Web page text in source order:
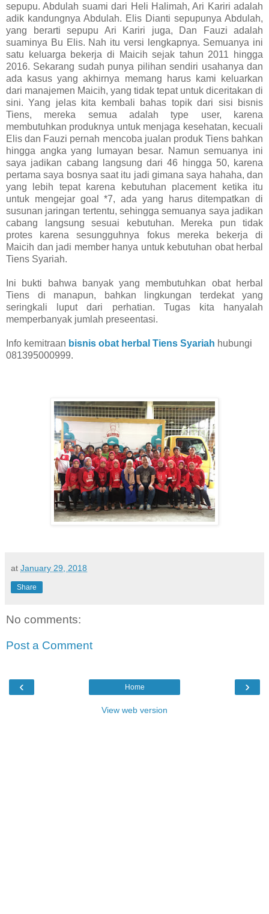
sepupu. Abdulah suami dari Heli Halimah, Ari Kariri adalah
adik kandungnya Abdulah. Elis Dianti sepupunya Abdulah,
yang berarti sepupu Ari Kariri juga, Dan Fauzi adalah
suaminya Bu Elis. Nah itu versi lengkapnya. Semuanya ini
satu keluarga bekerja di Maicih sejak tahun 2011 hingga
2016. Sekarang sudah punya pilihan sendiri usahanya dan
ada kasus yang akhirnya memang harus kami keluarkan
dari manajemen Maicih, yang tidak tepat untuk diceritakan di
sini. Yang jelas kita kembali bahas topik dari sisi bisnis
Tiens, mereka semua adalah type user, karena
membutuhkan produknya untuk menjaga kesehatan, kecuali
Elis dan Fauzi pernah mencoba jualan produk Tiens bahkan
hingga angka yang lumayan besar. Namun semuanya ini
saya jadikan cabang langsung dari 46 hingga 50, karena
pertama saya bosnya saat itu jadi gimana saya hahaha, dan
yang lebih tepat karena kebutuhan placement ketika itu
untuk mengejar goal *7, ada yang harus ditempatkan di
susunan jaringan tertentu, sehingga semuanya saya jadikan
cabang langsung sesuai kebutuhan. Mereka pun tidak
protes karena sesungguhnya fokus mereka bekerja di
Maicih dan jadi member hanya untuk kebutuhan obat herbal
Tiens Syariah.
Ini bukti bahwa banyak yang membutuhkan obat herbal
Tiens di manapun, bahkan lingkungan terdekat yang
seringkali luput dari perhatian. Tugas kita hanyalah
memperbanyak jumlah preseentasi.
Info kemitraan bisnis obat herbal Tiens Syariah hubungi
081395000999.
at January 29, 2018
Share
No comments:
Post a Comment
‹ ›
Home
View web version